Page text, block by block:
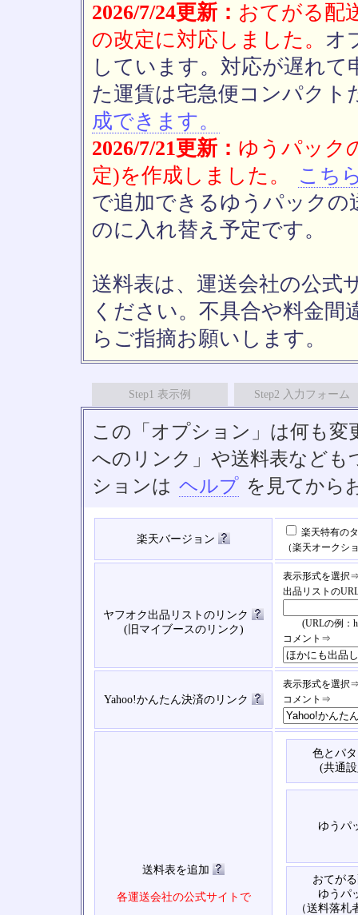
2026/7/24更新： おてがる配
の改定に対応しました。 オ
しています。対応が遅れ
た運賃は宅急便コンパクト
成できます。
2026/7/21更新： ゆうパック
定)を作成しました。
こち
で追加できるゆうパックの
のに入れ替え予定です。
送料表は、運送会社の公式
ください。不具合や料金間
らご指摘お願いします。
Step1 表示例 Step2 入力フォーム
この「オプション」は何も
へのリンク」や送料表など
ションは ヘルプ を見てから
楽天バージョン
楽天特有の
（楽天オークシ
ヤフオク出品リストのリンク
(旧マイブースのリンク)
表示形式を選択
出品リストの
(URLの例：
コメント⇒
Yahoo!かんたん決済のリンク
表示形式を選択
コメント⇒
送料表を追加
各運送会社の公式サイトで
色とパ
(共通
ゆうパ
おてが
ゆうパ
（送料落札